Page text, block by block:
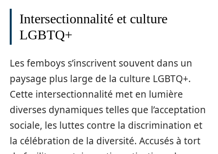
Intersectionnalité et culture
LGBTQ+
Les femboys s’inscrivent souvent dans un
paysage plus large de la culture LGBTQ+.
Cette intersectionnalité met en lumière
diverses dynamiques telles que l’acceptation
sociale, les luttes contre la discrimination et
la célébration de la diversité. Accusés à tort